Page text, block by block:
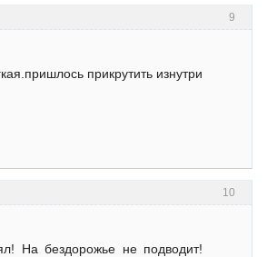
9
прикрутить изнутри
10
На бездорожье не подводит!